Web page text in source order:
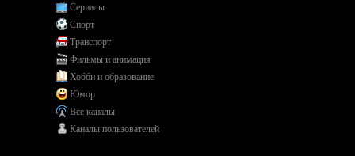
Сериалы
Спорт
Транспорт
Фильмы и анимация
Хобби и образование
Юмор
Все каналы
Каналы пользователей